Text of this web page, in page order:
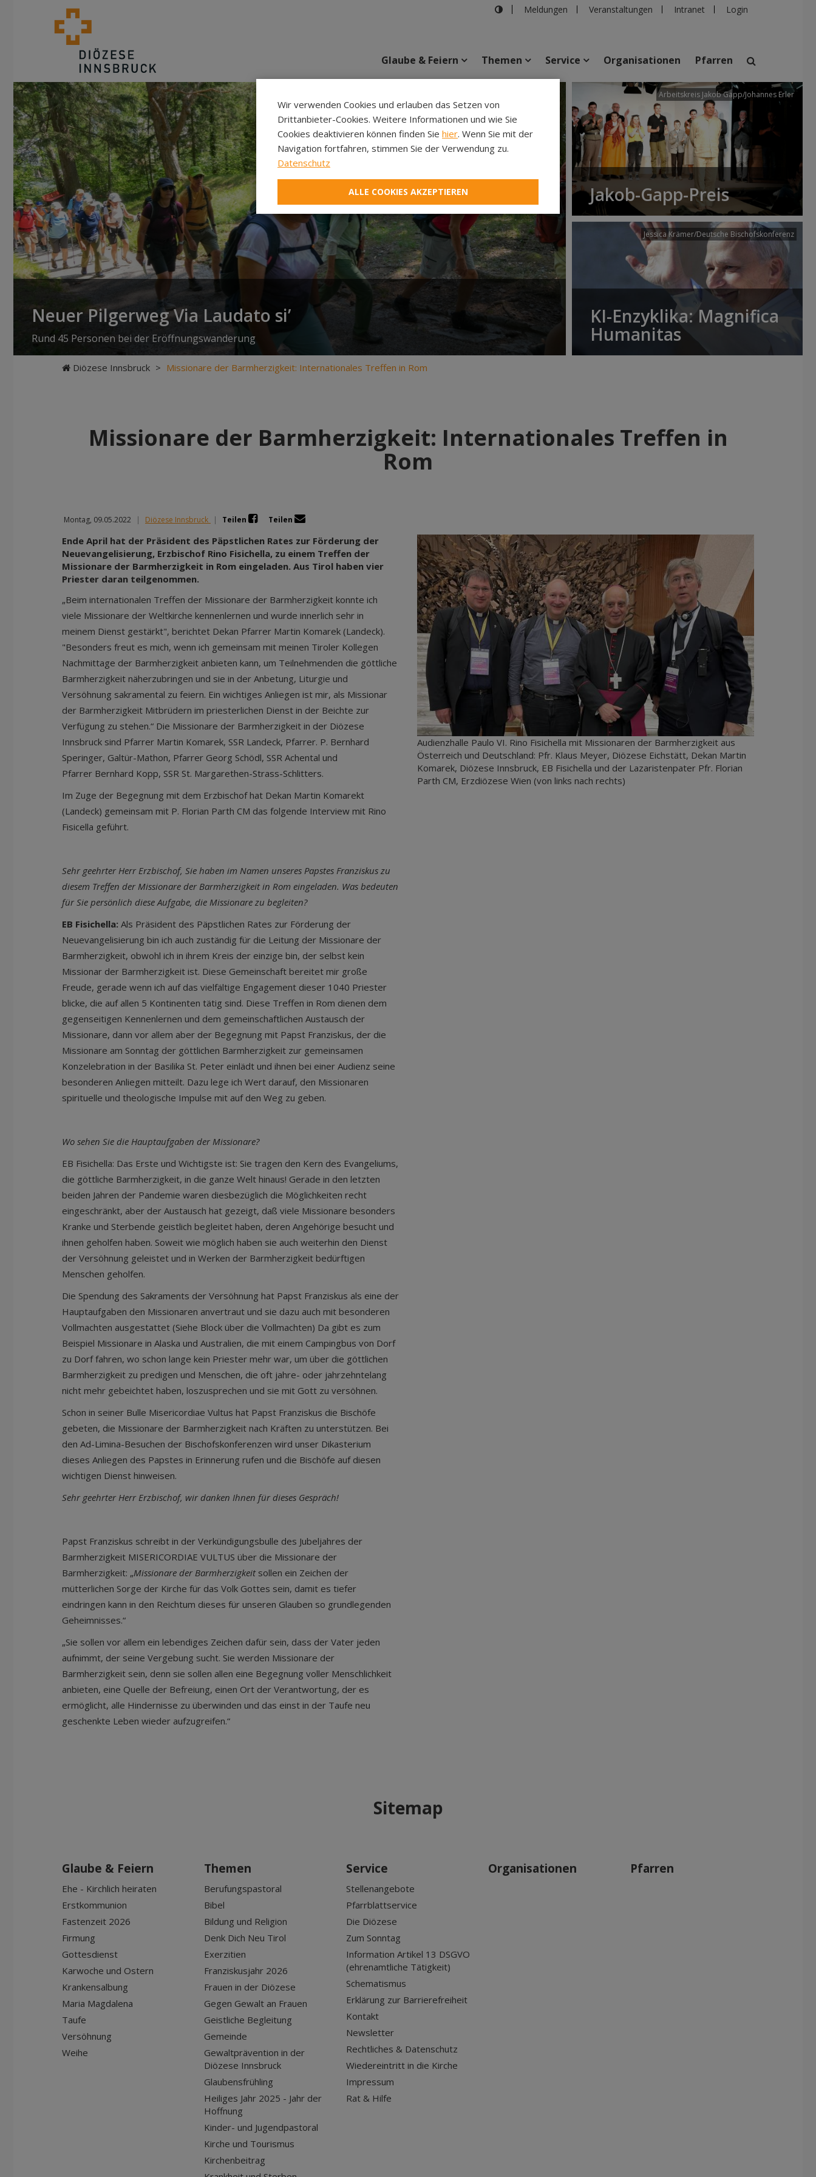
Meldungen Veranstaltungen Intranet Login
suchen
Veranstaltungen Personen Pfarren Einrichtungen
Glaube & Feiern Themen Service Organisationen Pfarren
Neuer Pilgerweg Via Laudato si’
Rund 45 Personen bei der Eröffnungswanderung
Arbeitskreis Jakob Gapp/Johannes Erler
Jakob-Gapp-Preis
Jessica Krämer/Deutsche Bischofskonferenz
KI-Enzyklika: Magnifica
Humanitas
Diözese Innsbruck > Missionare der Barmherzigkeit: Internationales Treffen in Rom
Missionare der Barmherzigkeit: Internationales Treffen in
Rom
Montag, 09.05.2022 | Diözese Innsbruck | Teilen Teilen
Ende April hat der Präsident des Päpstlichen Rates zur Förderung der
Neuevangelisierung, Erzbischof Rino Fisichella, zu einem Treffen der
Missionare der Barmherzigkeit in Rom eingeladen. Aus Tirol haben vier
Priester daran teilgenommen.
„Beim internationalen Treffen der Missionare der Barmherzigkeit konnte ich
viele Missionare der Weltkirche kennenlernen und wurde innerlich sehr in
meinem Dienst gestärkt", berichtet Dekan Pfarrer Martin Komarek (Landeck).
"Besonders freut es mich, wenn ich gemeinsam mit meinen Tiroler Kollegen
Nachmittage der Barmherzigkeit anbieten kann, um Teilnehmenden die göttliche
Barmherzigkeit näherzubringen und sie in der Anbetung, Liturgie und
Versöhnung sakramental zu feiern. Ein wichtiges Anliegen ist mir, als Missionar
der Barmherzigkeit Mitbrüdern im priesterlichen Dienst in der Beichte zur
Verfügung zu stehen.“ Die Missionare der Barmherzigkeit in der Diözese
Innsbruck sind Pfarrer Martin Komarek, SSR Landeck, Pfarrer. P. Bernhard
Speringer, Galtür-Mathon, Pfarrer Georg Schödl, SSR Achental und
Pfarrer Bernhard Kopp, SSR St. Margarethen-Strass-Schlitters.
Im Zuge der Begegnung mit dem Erzbischof hat Dekan Martin Komarekt
(Landeck) gemeinsam mit P. Florian Parth CM das folgende Interview mit Rino
Fisicella geführt.
Sehr geehrter Herr Erzbischof, Sie haben im Namen unseres Papstes Franziskus zu
diesem Treffen der Missionare der Barmherzigkeit in Rom eingeladen. Was bedeuten
für Sie persönlich diese Aufgabe, die Missionare zu begleiten?
EB Fisichella: Als Präsident des Päpstlichen Rates zur Förderung der
Neuevangelisierung bin ich auch zuständig für die Leitung der Missionare der
Barmherzigkeit, obwohl ich in ihrem Kreis der einzige bin, der selbst kein
Missionar der Barmherzigkeit ist. Diese Gemeinschaft bereitet mir große
Freude, gerade wenn ich auf das vielfältige Engagement dieser 1040 Priester
blicke, die auf allen 5 Kontinenten tätig sind. Diese Treffen in Rom dienen dem
gegenseitigen Kennenlernen und dem gemeinschaftlichen Austausch der
Missionare, dann vor allem aber der Begegnung mit Papst Franziskus, der die
Missionare am Sonntag der göttlichen Barmherzigkeit zur gemeinsamen
Konzelebration in der Basilika St. Peter einlädt und ihnen bei einer Audienz seine
besonderen Anliegen mitteilt. Dazu lege ich Wert darauf, den Missionaren
spirituelle und theologische Impulse mit auf den Weg zu geben.
Wo sehen Sie die Hauptaufgaben der Missionare?
EB Fisichella: Das Erste und Wichtigste ist: Sie tragen den Kern des Evangeliums,
die göttliche Barmherzigkeit, in die ganze Welt hinaus! Gerade in den letzten
beiden Jahren der Pandemie waren diesbezüglich die Möglichkeiten recht
eingeschränkt, aber der Austausch hat gezeigt, daß viele Missionare besonders
Kranke und Sterbende geistlich begleitet haben, deren Angehörige besucht und
ihnen geholfen haben. Soweit wie möglich haben sie auch weiterhin den Dienst
der Versöhnung geleistet und in Werken der Barmherzigkeit bedürftigen
Menschen geholfen.
Die Spendung des Sakraments der Versöhnung hat Papst Franziskus als eine der
Hauptaufgaben den Missionaren anvertraut und sie dazu auch mit besonderen
Vollmachten ausgestattet (Siehe Block über die Vollmachten) Da gibt es zum
Beispiel Missionare in Alaska und Australien, die mit einem Campingbus von Dorf
zu Dorf fahren, wo schon lange kein Priester mehr war, um über die göttlichen
Barmherzigkeit zu predigen und Menschen, die oft jahre- oder jahrzehntelang
nicht mehr gebeichtet haben, loszusprechen und sie mit Gott zu versöhnen.
Schon in seiner Bulle Misericordiae Vultus hat Papst Franziskus die Bischöfe
gebeten, die Missionare der Barmherzigkeit nach Kräften zu unterstützen. Bei
den Ad-Limina-Besuchen der Bischofskonferenzen wird unser Dikasterium
dieses Anliegen des Papstes in Erinnerung rufen und die Bischöfe auf diesen
wichtigen Dienst hinweisen.
Sehr geehrter Herr Erzbischof, wir danken Ihnen für dieses Gespräch!
Papst Franziskus schreibt in der Verkündigungsbulle des Jubeljahres der
Barmherzigkeit MISERICORDIAE VULTUS über die Missionare der
Barmherzigkeit: „Missionare der Barmherzigkeitsollen ein Zeichen der
mütterlichen Sorge der Kirche für das Volk Gottes sein, damit es tiefer
eindringen kann in den Reichtum dieses für unseren Glauben so grundlegenden
Geheimnisses.“
„Sie sollen vor allem ein lebendiges Zeichen dafür sein, dass der Vater jeden
aufnimmt, der seine Vergebung sucht. Sie werden Missionare der
Barmherzigkeit sein, denn sie sollen allen eine Begegnung voller Menschlichkeit
anbieten, eine Quelle der Befreiung, einen Ort der Verantwortung, der es
ermöglicht, alle Hindernisse zu überwinden und das einst in der Taufe neu
geschenkte Leben wieder aufzugreifen.“
Audienzhalle Paulo VI. Rino Fisichella mit Missionaren der Barmherzigkeit aus
Österreich und Deutschland: Pfr. Klaus Meyer, Diözese Eichstätt, Dekan Martin
Komarek, Diözese Innsbruck, EB Fisichella und der Lazaristenpater Pfr. Florian
Parth CM, Erzdiözese Wien (von links nach rechts)
Sitemap
Glaube & Feiern
Ehe - Kirchlich heiraten
Erstkommunion
Fastenzeit 2026
Firmung
Gottesdienst
Karwoche und Ostern
Krankensalbung
Maria Magdalena
Taufe
Versöhnung
Weihe
Themen
Berufungspastoral
Bibel
Bildung und Religion
Denk Dich Neu Tirol
Exerzitien
Franziskusjahr 2026
Frauen in der Diözese
Gegen Gewalt an Frauen
Geistliche Begleitung
Gemeinde
Gewaltprävention in der
Diözese Innsbruck
Glaubensfrühling
Heiliges Jahr 2025 - Jahr der
Hoffnung
Kinder- und Jugendpastoral
Kirche und Tourismus
Kirchenbeitrag
Service
Stellenangebote
Pfarrblattservice
Die Diözese
Zum Sonntag
Information Artikel 13 DSGVO
(ehrenamtliche Tätigkeit)
Schematismus
Erklärung zur Barrierefreiheit
Kontakt
Newsletter
Rechtliches & Datenschutz
Wiedereintritt in die Kirche
Impressum
Rat & Hilfe
Organisationen Pfarren
Wir verwenden Cookies und erlauben das Setzen von
Drittanbieter-Cookies. Weitere Informationen und wie Sie
Cookies deaktivieren können finden Sie hier. Wenn Sie mit der
Navigation fortfahren, stimmen Sie der Verwendung zu.
Datenschutz
ALLE COOKIES AKZEPTIEREN